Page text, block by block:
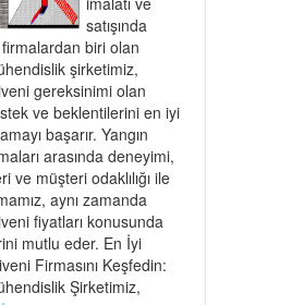
satışında
biri olan
şirketimiz,
gereksinimi olan
ve beklentilerini en iyi
başarır. Yangın
arasında deneyimi,
ve müşteri odaklılığı ile
aynı zamanda
fiyatları konusunda
mutlu eder. En İyi
Firmasını Keşfedin:
Şirketimiz,